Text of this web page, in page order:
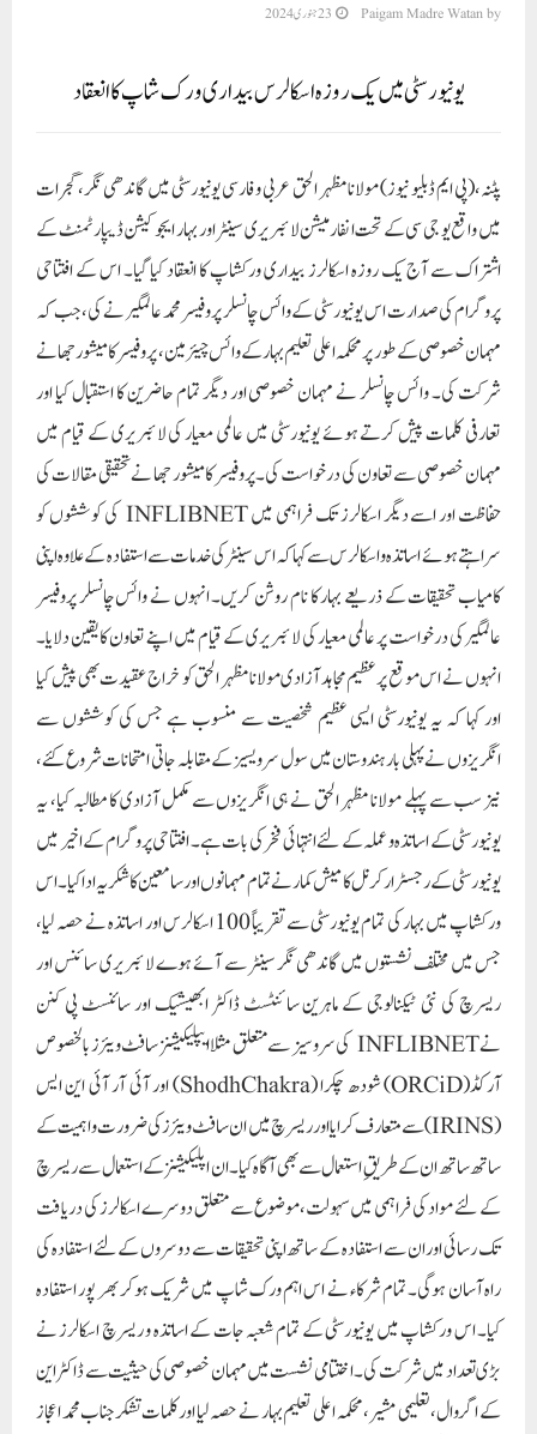
by
Paigam Madre Watan 23 جنوری 2024
یونیورسٹی میں یک روزہ اسکالرس بیداری ورک شاپ کا انعقاد
پٹنہ،(پی ایم ڈبلیو نیوز) مولانا مظہر الحق عربی و فارسی یونیورسٹی میں گاندھی نگر، گجرات
میں واقع یو جی سی کے تحت انفارمیشن لائبریری سینٹر اور بہار ایجوکیشن ڈیپارٹمنٹ کے
اشتراک سے آج یک روزہ اسکالرز بیداری ورکشاپ کا انعقاد کیا گیا۔ اس کے افتتاحی
پروگرام کی صدارت اس یونیورسٹی کے وائس چانسلر پروفیسر محمد عالمگیر نے کی، جب کہ
مہمان خصوصی کے طور پر محکمہ اعلی تعلیم بہار کے وائس چیئرمین، پروفیسر کامیشور جھا نے
شرکت کی۔ وائس چانسلر نے مہمان خصوصی اور دیگر تمام حاضرین کا استقبال کیا اور
تعارفی کلمات پیش کرتے ہوئے یونیورسٹی میں عالمی معیار کی لائبریری کے قیام میں
مہمان خصوصی سے تعاون کی درخواست کی۔ پروفیسر کامیشور جھا نے تحقیقی مقالات کی
حفاظت اور اسے دیگر اسکالرز تک فراہمی میں INFLIBNET کی کوششوں کو
سراہتے ہو ئے اساتذہ واسکالرس سے کہا کہ اس سینٹر کی خدمات سے استفادہ کے علاوہ اپنی
کامیاب تحقیقات کے ذریعے بہار کا نام روشن کریں۔ انہوں نے وائس چانسلر پروفیسر
عالمگیر کی درخواست پر عالمی معیار کی لائبریری کے قیام میں اپنے تعاون کا یقین دلایا۔
انہوں نے اس موقع پر عظیم مجاہد آزادی مولانا مظہر الحق کو خراج عقیدت بھی پیش کیا
اور کہا کہ یہ یونیورسٹی ایسی عظیم شخصیت سے منسوب ہے جس کی کوششوں سے
انگریزوں نے پہلی بار ہندوستان میں سول سرویسیز کے مقابلہ جاتی امتحانات شروع کئے،
نیز سب سے پہلے مولانا مظہر الحق نے ہی انگریزوں سے مکمل آزادی کا مطالبہ کیا، یہ
یونیورسٹی کے اساتذہ و عملہ کے لئے انتہائی فخر کی بات ہے۔ افتتاحی پروگرام کے اخیر میں
یونیورسٹی کے رجسٹرار کرنل کامیش کمار نے تمام مہمانوں اور سامعین کا شکریہ ادا کیا۔اس
ورکشاپ میں بہار کی تمام یونیورسٹی سے تقریباً 100 اسکالرس اور اساتذہ نے حصہ لیا،
جس میں مختلف نشستوں میں گاندھی نگر سینٹر سے آئے ہوے لائبریری سائنس اور
ریسرچ کی نئی ٹیکنالوجی کے ماہرین سائنٹسٹ ڈاکٹر ابھیشیک اور سائنسٹ پی کنن
نے INFLIBNET کی سروسیز سے متعلق مثلا ایپلیکیشنز سافٹ ویئرز بالخصوص
آرکڈ(ORCiD) شودھ چکرا (ShodhChakra) اور آئی آر آئی این ایس
(IRINS) سے متعارف کرایا اور ریسرچ میں ان سافٹ ویئرز کی ضرورت واہمیت کے
ساتھ ساتھ ان کے طریقِ استعمال سے بھی آگاہ کیا۔ ان اپلیکیشنز کے استعمال سے ریسرچ
کے لئے مواد کی فراہمی میں سہولت، موضوع سے متعلق دوسرے اسکالرز کی دریافت
تک رسائی اور ان سے استفادہ کے ساتھ اپنی تحقیقات سے دوسروں کے لئے استفادہ کی
راہ آسان ہوگی۔ تمام شرکاء نے اس اہم ورک شاپ میں شریک ہوکر بھر پور استفادہ
کیا۔ اس ورکشاپ میں یونیورسٹی کے تمام شعبہ جات کے اساتذہ و ریسرچ اسکالرز نے
بڑی تعداد میں شرکت کی۔ اختتامی نشست میں مہمان خصوصی کی حیثیت سے ڈاکٹر این
کے اگروال، تعلیمی مشیر، محکمہ اعلی تعلیم بہار نے حصہ لیا اور کلمات تشکر جناب محمد اعجاز